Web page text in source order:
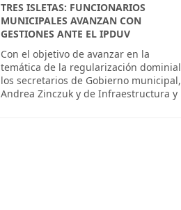
TRES ISLETAS: FUNCIONARIOS
MUNICIPALES AVANZAN CON
GESTIONES ANTE EL IPDUV
Con el objetivo de avanzar en la
temática de la regularización dominial
los secretarios de Gobierno municipal,
Andrea Zinczuk y de Infraestructura y